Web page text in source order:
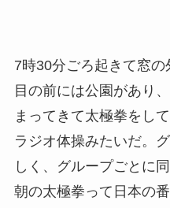
7時30分ごろ起きて窓の
目の前には公園があり
まってきて太極拳をし
ラジオ体操みたいだ。
しく、グループごとに
朝の太極拳って日本の